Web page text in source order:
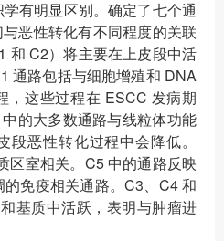
有明显区别。确定了七个通
恶性转化有不同程度的关联
和 C2）将主要在上皮段中活
通路包括与细胞增殖和 DNA
，这些过程在 ESCC 发病期
的大多数通路与线粒体功能
恶性转化过程中会降低。
区室相关。C5 中的通路反映
免疫相关通路。C3、C4 和
基质中活跃，表明与肿瘤进